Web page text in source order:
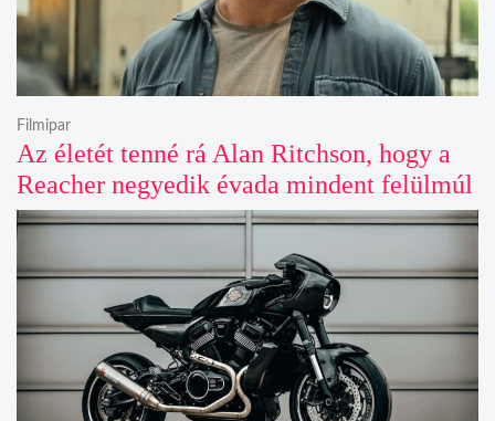
Az életét tenné rá Alan Ritchson, hogy a
Reacher negyedik évada mindent felülmúl
Filmipar